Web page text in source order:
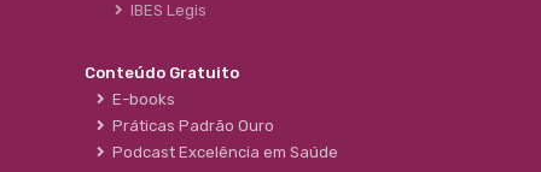
IBES Legis
Conteúdo Gratuito
E-books
Práticas Padrão Ouro
Podcast Excelência em Saúde